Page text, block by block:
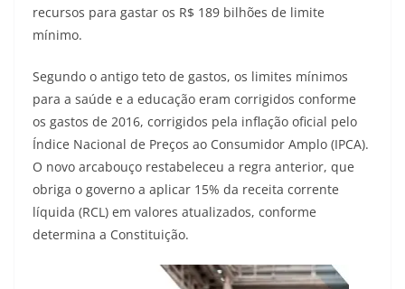
recursos para gastar os R$ 189 bilhões de limite
mínimo.
Segundo o antigo teto de gastos, os limites mínimos
para a saúde e a educação eram corrigidos conforme
os gastos de 2016, corrigidos pela inflação oficial pelo
Índice Nacional de Preços ao Consumidor Amplo (IPCA).
O novo arcabouço restabeleceu a regra anterior, que
obriga o governo a aplicar 15% da receita corrente
líquida (RCL) em valores atualizados, conforme
determina a Constituição.